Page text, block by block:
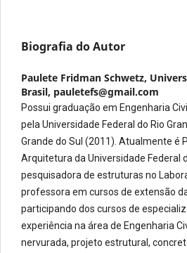
Biografia do Autor
Paulete Fridman Schwetz,
Brasil, pauletefs@gmail.com
Possui graduação em Engenharia
pela Universidade Federal do Rio
Grande do Sul (2011). Atualmente é
Arquitetura da Universidade Federal
pesquisadora de estruturas no
professora em cursos de extensão
participando dos cursos de
experiência na área de Engenharia
nervurada, projeto estrutural,